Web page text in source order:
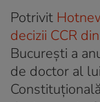
Potrivit
decizii CCR
București a
de doctor al